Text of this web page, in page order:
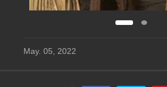
May. 05, 2022